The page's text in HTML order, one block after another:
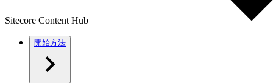
Sitecore Content Hub
開始方法